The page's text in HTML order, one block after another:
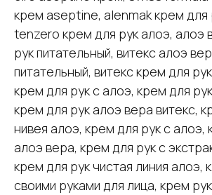
крем aseptine, alenmak крем для
tenzero крем для рук алоэ, алоэ
рук питательный, витекс алоэ
питательный, витекс крем для
крем для рук с алоэ, крем для
крем для рук алоэ вера витекс,
нивея алоэ, крем для рук с алоэ,
алоэ вера, крем для рук с
крем для рук чистая линия алоэ,
своими руками для лица, крем